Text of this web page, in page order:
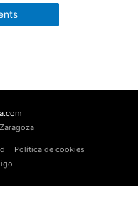
Política de cookies